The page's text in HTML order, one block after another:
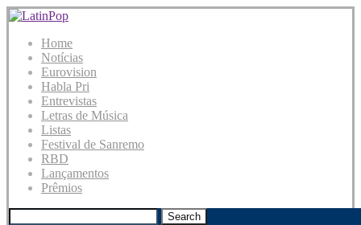
Home
Notícias
Eurovision
Habla Pri
Entrevistas
Letras de Música
Listas
Festival de Sanremo
RBD
Lançamentos
Prêmios
Search